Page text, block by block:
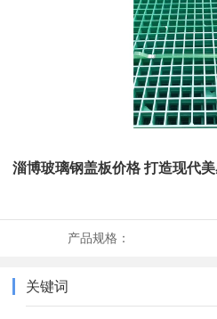
淄博玻璃钢盖板价格 打造现代
产品规格：
关键词